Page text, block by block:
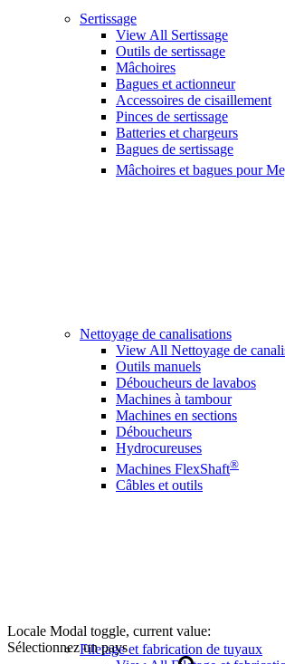
Locale Modal toggle, current value:
Sélectionnez un pays
Sertissage
View All Sertissage
Outils de sertissage
Mâchoires
Bagues et actionneur
Accessoires de cisaillement
Pinces de sertissage
Batteries et chargeurs
Bagues de sertissage
Mâchoires et bagues pour
Nettoyage de canalisations
View All Nettoyage de
Outils manuels
Déboucheurs de lavabos
Machines à tambour
Machines en sections
Déboucheurs
Hydrocureuses
Machines FlexShaft®
Câbles et outils
Filetage et fabrication de tuyaux